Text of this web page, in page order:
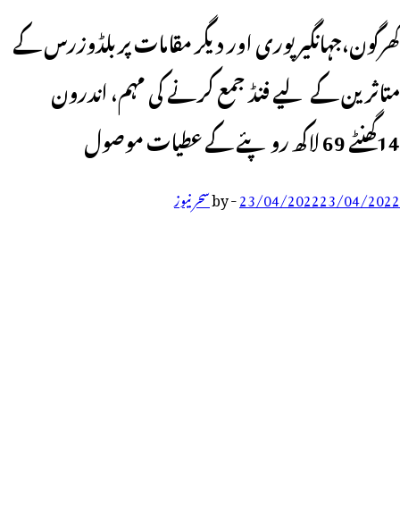
کھرگون،جہانگیر پوری اور دیگر مقامات پر بلڈوزرس کے
متاثرین کے لیے فنڈ جمع کرنے کی مہم، اندرون
14گھنٹے 69 لاکھ روپئے کے عطیات موصول
23/04/202223/04/2022
-
byسحر نیوز